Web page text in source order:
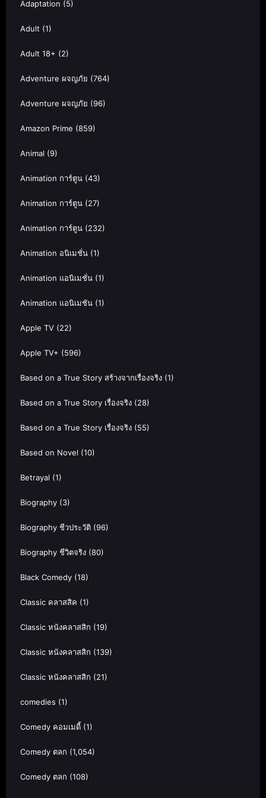
Adaptation (5)
Adult (1)
Adult 18+ (2)
Adventure ผจญภัย (764)
Adventure ผจญภัย (96)
Amazon Prime (859)
Animal (9)
Animation การ์ตูน (43)
Animation การ์ตูน (27)
Animation การ์ตูน (232)
Animation อนิเมชั่น (1)
Animation แอนิเมชั่น (1)
Animation แอนิเมชัน (1)
Apple TV (22)
Apple TV+ (596)
Based on a True Story สร้างจากเรื่องจริง (1)
Based on a True Story เรื่องจริง (28)
Based on a True Story เรื่องจริง (55)
Based on Novel (10)
Betrayal (1)
Biography (3)
Biography ชีวประวัติ (96)
Biography ชีวิตจริง (80)
Black Comedy (18)
Classic คลาสสิค (1)
Classic หนังคลาสสิก (19)
Classic หนังคลาสสิก (139)
Classic หนังคลาสสิก (21)
comedies (1)
Comedy คอมเมดี้ (1)
Comedy ตลก (1,054)
Comedy ตลก (108)